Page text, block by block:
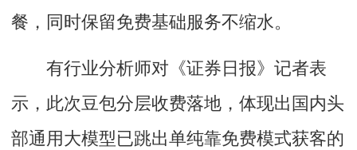
餐，同时保留免费基础服务不缩水。
有行业分析师对《证券日报》记者表
示，此次豆包分层收费落地，体现出国内头
部通用大模型已跳出单纯靠免费模式获客的